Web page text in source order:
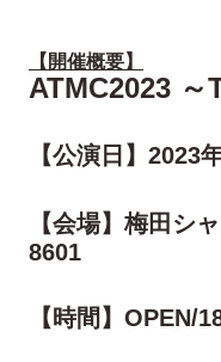
【開催概要】
ATMC2023
【公演日】2023
【会場】梅田シ
8601
【時間】OPEN/